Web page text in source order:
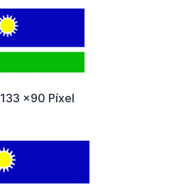
133 x90 Píxel